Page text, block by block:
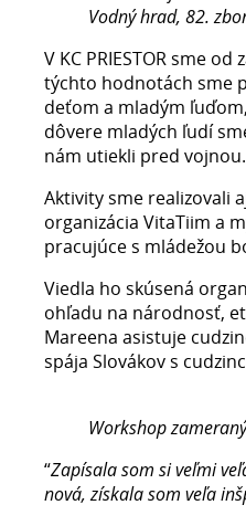
Vodný hrad, 82.
V KC PRIESTOR sme
týchto hodnotách sme
deťom a mladým
dôvere mladých ľudí
nám utiekli pred
Aktivity sme realizovali
organizácia VitaTiim a
pracujúce s mládežou
Viedla ho skúsená
ohľadu na národnosť,
Mareena asistuje
spája Slovákov s
Workshop
“Zapísala som si veľmi
nová, získala som veľa